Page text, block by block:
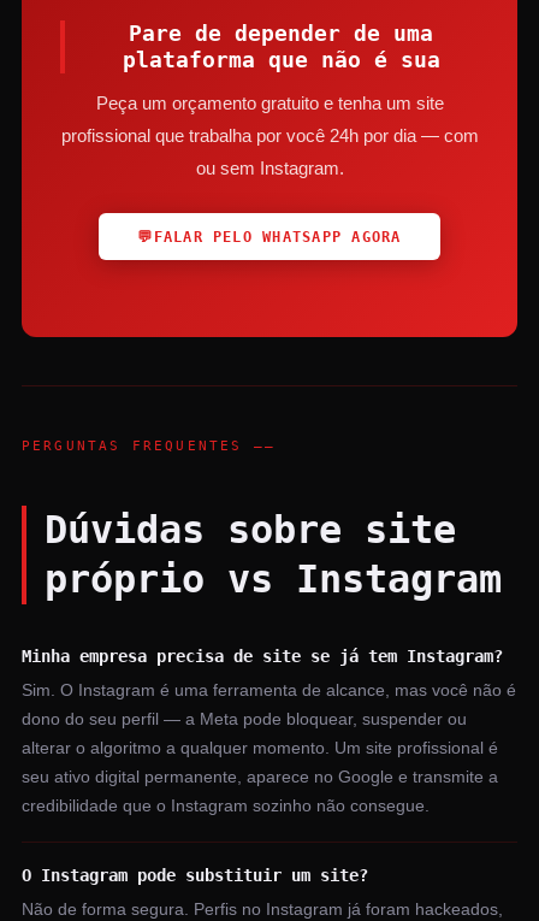
Pare de depender de uma
plataforma que não é sua
Peça um orçamento gratuito e tenha um site
profissional que trabalha por você 24h por dia — com
ou sem Instagram.
💬 FALAR PELO WHATSAPP AGORA
PERGUNTAS FREQUENTES ——
Dúvidas sobre site
próprio vs Instagram
Minha empresa precisa de site se já tem Instagram?
Sim. O Instagram é uma ferramenta de alcance, mas você não é
dono do seu perfil — a Meta pode bloquear, suspender ou
alterar o algoritmo a qualquer momento. Um site profissional é
seu ativo digital permanente, aparece no Google e transmite a
credibilidade que o Instagram sozinho não consegue.
O Instagram pode substituir um site?
Não de forma segura. Perfis no Instagram já foram hackeados,